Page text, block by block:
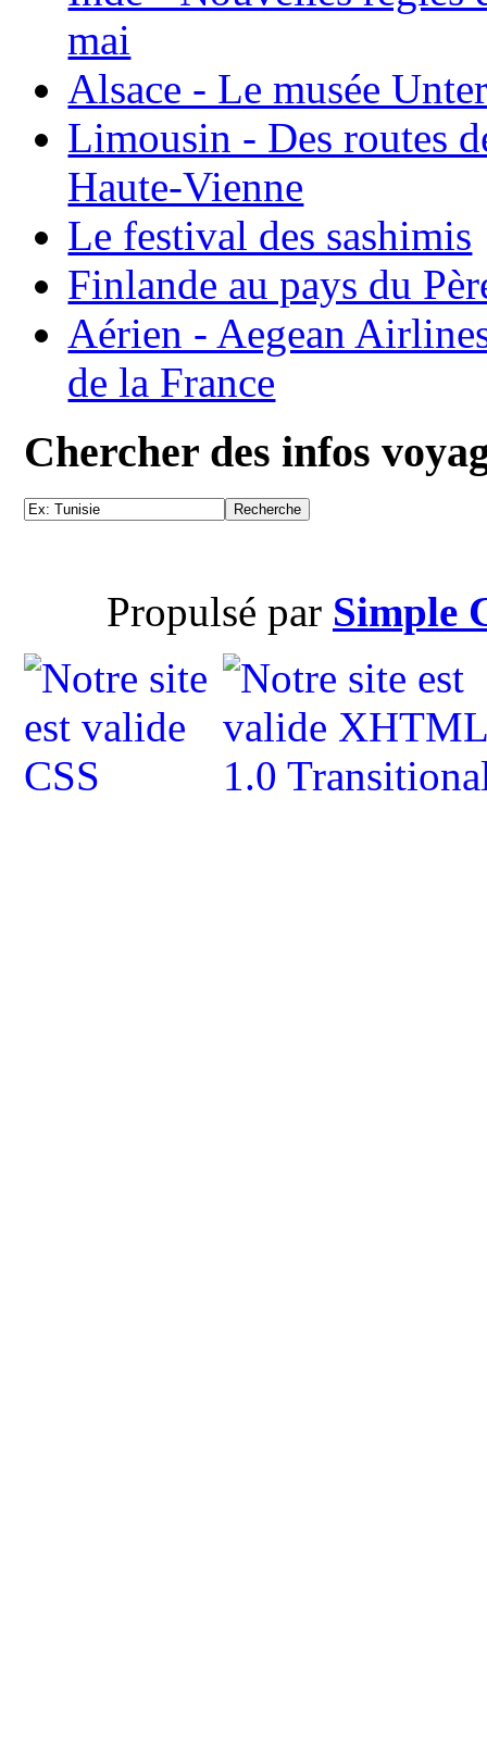
mai
Alsace - Le musée
Limousin - Des routes
Haute-Vienne
Le festival des sashimis
Finlande au pays du
Aérien - Aegean
de la France
Chercher des infos
Propulsé par Simple